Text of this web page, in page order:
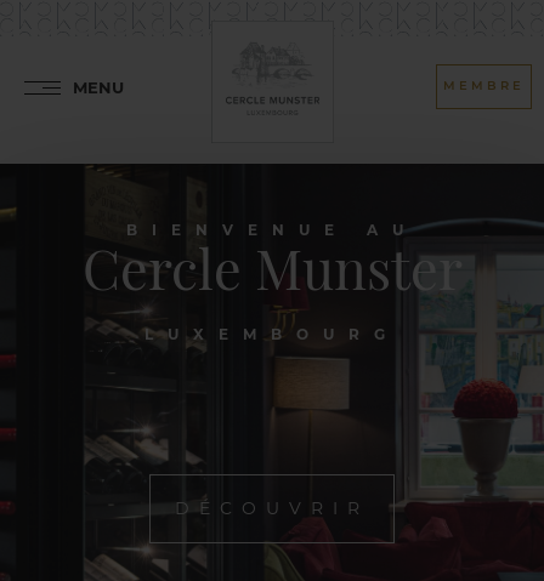
MENU MEMBRE
BIENVENUE AU
Cercle Munster
LUXEMBOURG
DÉCOUVRIR